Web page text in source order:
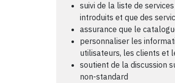
suivi de la liste de
introduits et que des
assurance que le
personnaliser les
utilisateurs, les clients et
soutient de la discussion
non-standard